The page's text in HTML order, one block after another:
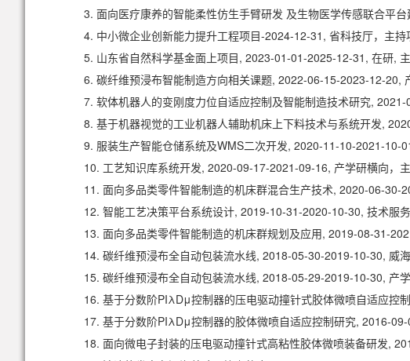
3. 面向医疗康养的智能柔性仿生手臂研发 及生物医学传感联合平
4. 中小微企业创新能力提升工程项目-2024-12-31, 省科技厅，主持
5. 山东省自然科学基金面上项目, 2023-01-01-2025-12-31, 在研,
6. 碳纤维预浸布智能制造方向相关课题, 2022-06-15-2023-12-20,
7. 软体机器人的变刚度力位自适应控制及智能制造技术研究,
8. 基于机器视觉的工业机器人辅助机床上下料技术与系统开发,
9. 服装生产智能仓储系统及WMS二次开发, 2020-11-10-2021-10-
10. 工艺知识库系统开发, 2020-09-17-2021-09-16, 产学研横向，
11. 面向多品类零件智能制造的机床群混合生产技术, 2020-06-
12. 智能工艺决策平台系统设计, 2019-10-31-2020-10-30, 技术服
13. 面向多品类零件智能制造的机床群规划及应用, 2019-08-31-
14. 碳纤维预浸布全自动包装流水线, 2018-05-30-2019-10-30, 威
15. 碳纤维预浸布全自动包装流水线, 2018-05-29-2019-10-30, 产
16. 基于分数阶PIλDμ控制器的压电驱动撞针式胶体微喷自适应
17. 基于分数阶PIλDμ控制器的胶体微喷自适应控制研究, 2016-
18. 面向微电子封装的压电驱动撞针式高粘性胶体微喷装备研发,